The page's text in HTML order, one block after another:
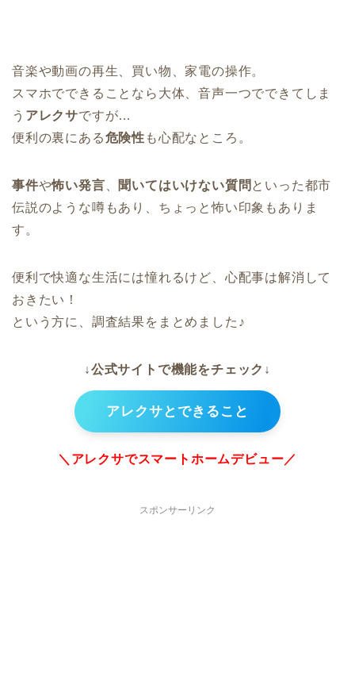
音楽や動画の再生、買い物、家電の操作。
スマホでできることなら大体、音声一つでできてしま
う アレクサですが…
便利の裏にある危険性 も心配なところ。
事件や怖い発言 聞いてはいけない質問 といった都市
伝説のような噂もあり、ちょっと怖い印象もありま
す。
便利で快適な生活には憧れるけど、心配事は解消して
おきたい！
という方に、調査結果をまとめました♪
↓公式サイトで機能をチェック↓
アレクサとできること
＼アレクサでスマートホームデビュー／
スポンサーリンク